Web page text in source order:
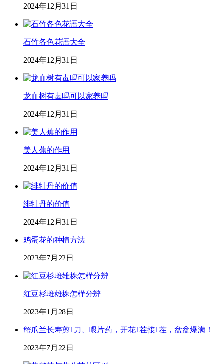
2024年12月31日
石竹各色花语大全
2024年12月31日
龙血树有毒吗可以家养吗
2024年12月31日
美人蕉的作用
2024年12月31日
绯牡丹的价值
2024年12月31日
鸡蛋花的种植方法
2023年7月22日
红豆杉雌雄株怎样分辨
2023年1月28日
蟹爪兰长寿剪1刀、喂片药，开花1茬接1茬，盆盆爆满！
2023年7月22日